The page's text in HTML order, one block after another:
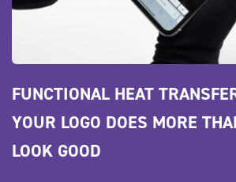
FUNCTIONAL HEAT
YOUR LOGO DOES MORE
LOOK GOOD